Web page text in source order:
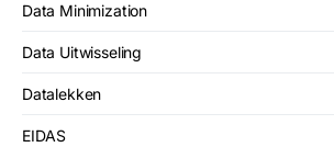
Data Minimization
Data Uitwisseling
Datalekken
EIDAS